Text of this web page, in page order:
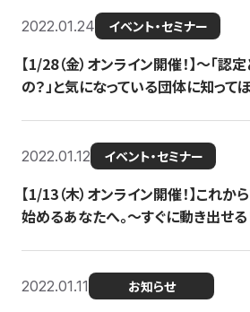
2022.01.24 イベント・セミナー
【1/28（金）オンライン開催！】〜「認
の？」と気になっている団体に知って
2022.01.12 イベント・セミナー
【1/13（木）オンライン開催！】これ
始めるあなたへ。〜すぐに動き出せる
2022.01.11 お知らせ